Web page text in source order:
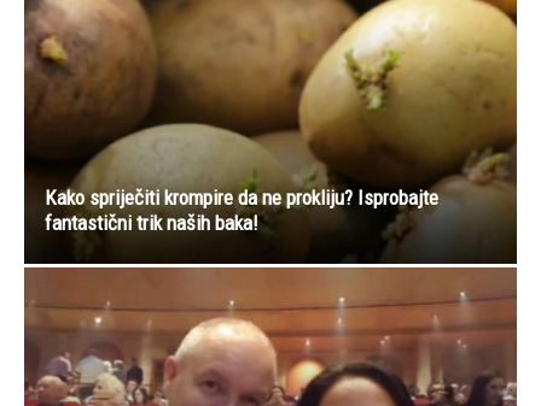
Kako spriječiti krompire da ne prokliju? Isprobajte
fantastični trik naših baka!